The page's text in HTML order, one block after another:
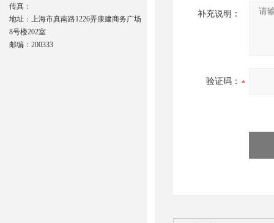
补充说明：
验证码：
传真：
地址：上海市真南路1226弄康建商务广场
8号楼202室
邮编：200333